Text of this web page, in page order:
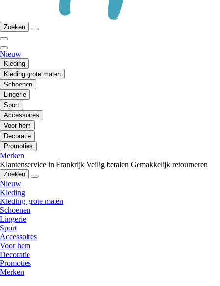
Zoeken
Nieuw
Kleding
Kleding grote maten
Schoenen
Lingerie
Sport
Accessoires
Voor hem
Decoratie
Promoties
Merken
Klantenservice in Frankrijk Veilig betalen Gemakkelijk retourneren
Zoeken
Nieuw
Kleding
Kleding grote maten
Schoenen
Lingerie
Sport
Accessoires
Voor hem
Decoratie
Promoties
Merken